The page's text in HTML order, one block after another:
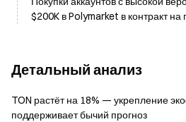
$200K в Polymarket в контракт
Детальный анализ
TON растёт на 18% — укрепление
поддерживает бычий прогноз